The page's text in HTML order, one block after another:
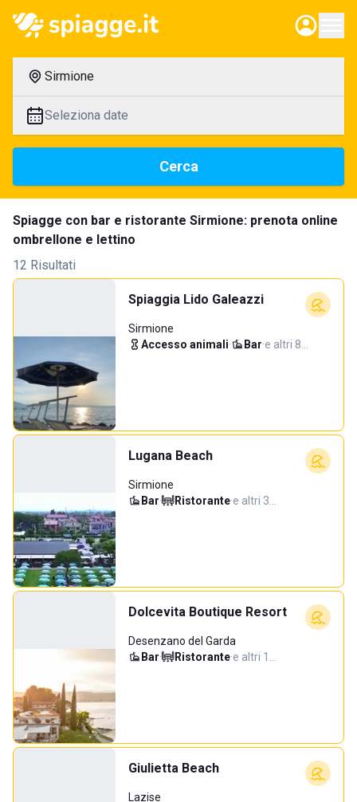
Sirmione
Seleziona date
Cerca
Spiagge con bar e ristorante Sirmione: prenota online
ombrellone e lettino
12 Risultati
Spiaggia Lido Galeazzi
Sirmione
Accesso animali· Bar·e altri 8…
Lugana Beach
Sirmione
Bar· Ristorante·e altri 3…
Dolcevita Boutique Resort
Desenzano del Garda
Bar· Ristorante·e altri 1…
Giulietta Beach
Lazise